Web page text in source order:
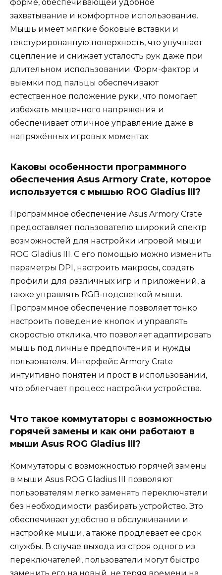
форме, обеспечивающей удобное
захватывание и комфортное использование.
Мышь имеет мягкие боковые вставки и
текстурированную поверхность, что улучшает
сцепление и снижает усталость рук даже при
длительном использовании. Форм-фактор и
выемки под пальцы обеспечивают
естественное положение руки, что помогает
избежать мышечного напряжения и
обеспечивает отличное управление даже в
напряжённых игровых моментах.
Каковы особенности программного
обеспечения Asus Armory Crate, которое
используется с мышью ROG Gladius III?
Программное обеспечение Asus Armory Crate
предоставляет пользователю широкий спектр
возможностей для настройки игровой мыши
ROG Gladius III. С его помощью можно изменить
параметры DPI, настроить макросы, создать
профили для различных игр и приложений, а
также управлять RGB-подсветкой мыши.
Программное обеспечение позволяет тонко
настроить поведение кнопок и управлять
скоростью отклика, что позволяет адаптировать
мышь под личные предпочтения и нужды
пользователя. Интерфейс Armory Crate
интуитивно понятен и прост в использовании,
что облегчает процесс настройки устройства.
Что такое коммутаторы с возможностью
горячей замены и как они работают в
мыши Asus ROG Gladius III?
Коммутаторы с возможностью горячей замены
в мыши Asus ROG Gladius III позволяют
пользователям легко заменять переключатели
без необходимости разбирать устройство. Это
обеспечивает удобство в обслуживании и
настройке мыши, а также продлевает её срок
службы. В случае выхода из строя одного из
переключателей, пользователи могут быстро